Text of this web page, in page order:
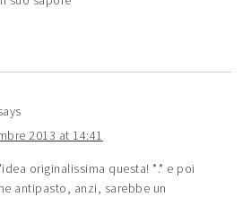
2013 at 14:41
originalissima questa! *.* e poi
antipasto, anzi, sarebbe un